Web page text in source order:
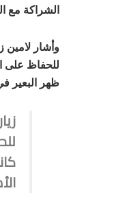
الشراكة مع
وأشار لامين
للحفاظ على
ظهر البعير